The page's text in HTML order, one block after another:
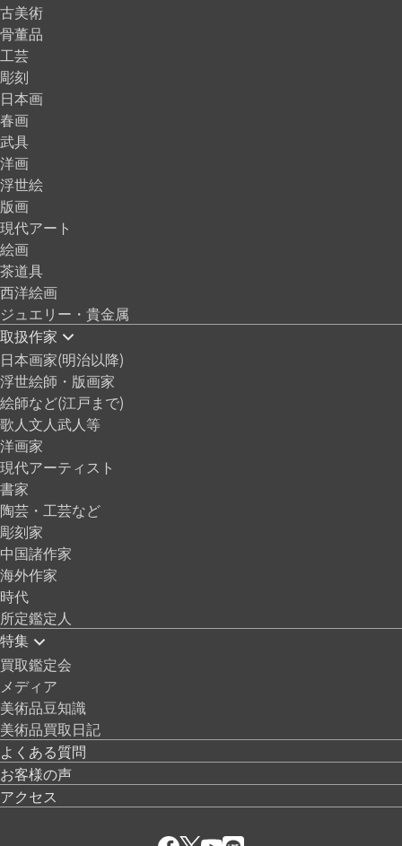
古美術
骨董品
工芸
彫刻
日本画
春画
武具
洋画
浮世絵
版画
現代アート
絵画
茶道具
西洋絵画
ジュエリー・貴金属
取扱作家
日本画家(明治以降)
浮世絵師・版画家
絵師など(江戸まで)
歌人文人武人等
洋画家
現代アーティスト
書家
陶芸・工芸など
彫刻家
中国諸作家
海外作家
時代
所定鑑定人
特集
買取鑑定会
メディア
美術品豆知識
美術品買取日記
よくある質問
お客様の声
アクセス